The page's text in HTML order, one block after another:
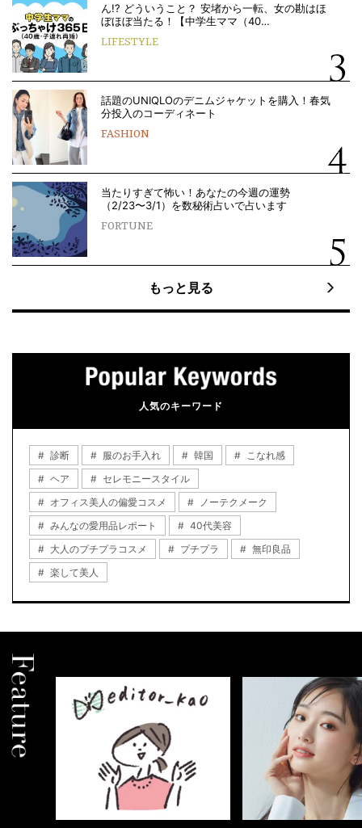
ん!? どういうこと？ 安堵から一転、女の勘はほ
ぼほぼ当たる！【中学生ママ（40…
LIFESTYLE
話題のUNIQLOのデニムジャケットを購入！春気
分投入のコーディネート
FASHION
当たりすぎて怖い！あなたの今週の運勢
（2/23〜3/1）を数秘術占いで占います
FORTUNE
もっと見る
人気のキーワード
診断 服のお手入れ 韓国
こなれ感
ヘア
セレモニースタイル
オフィス美人の偏愛コスメ
ノーテクメーク
みんなの愛用品レポート
40代美容
大人のプチプラコスメ
プチプラ
無印良品
楽して美人